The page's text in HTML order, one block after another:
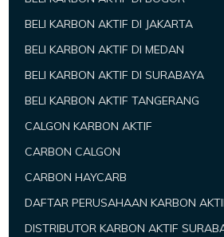
BELI KARBON AKTIF DI JAKARTA
BELI KARBON AKTIF DI MEDAN
BELI KARBON AKTIF DI SURABAYA
BELI KARBON AKTIF TANGERANG
CALGON KARBON AKTIF
CARBON CALGON
CARBON HAYCARB
DAFTAR PERUSAHAAN KARBON
DISTRIBUTOR KARBON AKTIF